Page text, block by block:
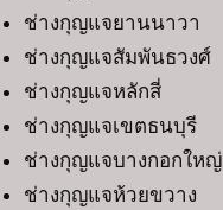
ช่างกุญแจยานนาวา
ช่างกุญแจสัมพันธวงศ์
ช่างกุญแจหลักสี่
ช่างกุญแจเขตธนบุรี
ช่างกุญแจบางกอกใหญ่
ช่างกุญแจห้วยขวาง